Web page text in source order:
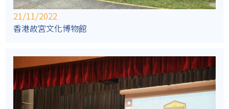
21/11/2022
香港故宮文化博物館